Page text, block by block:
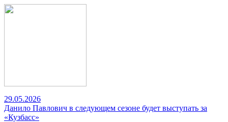
29.05.2026
Данило Павлович в следующем сезоне будет выступать за
«Кузбасс»